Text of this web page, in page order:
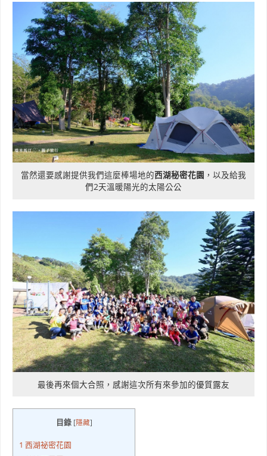
當然還要感謝提供我們這麼棒場地的西湖秘密花園 ，以及給我
們2天溫暖陽光的太陽公公
最後再來個大合照，感謝這次所有來參加的優質露友
目錄 [隱藏]
1 西湖祕密花園